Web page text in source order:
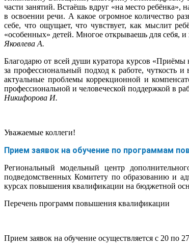
части занятий. Встаёшь вдруг «на место
в освоении речи. А какое огромное количество
себе, что ощущает, что чувствует, как мыслит
«особенных» детей. Многое открываешь для себя,
Яковлева А.
Благодарю от всей души куратора курсов «Приёмы
за профессиональный подход к работе, чуткость
актуальные проблемы коррекционной и
профессиональной и человеческой поддержкой в
Никифорова И.
Уважаемые коллеги!
Прием заявок на обучение по программам
Региональный модельный центр
подведомственных Комитету по образованию и
курсах повышения квалификации на бюджетной
Перечень программ повышения квалификации
Прием заявок на обучение осуществляется с 20 по